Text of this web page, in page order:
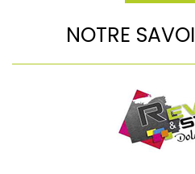
NOTRE